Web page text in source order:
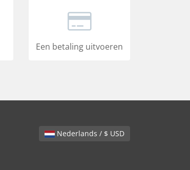
Een betaling uitvoeren
Nederlands / $ USD